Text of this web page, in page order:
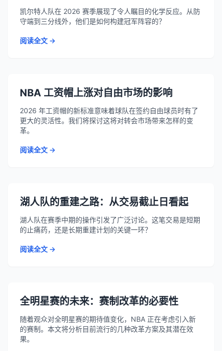
凯尔特人队在 2026 赛季展现了令人瞩目的化学反应。从防
守端到三分线外，他们是如何构建冠军阵容的？
阅读全文 →
NBA 工资帽上涨对自由市场的影响
2026 年工资帽的新标准意味着球队在签约自由球员时有了
更大的灵活性。我们将探讨这将对转会市场带来怎样的变
革。
阅读全文 →
湖人队的重建之路：从交易截止日看起
湖人队在赛季中期的操作引发了广泛讨论。这笔交易是短期
的止痛药，还是长期重建计划的关键一环？
阅读全文 →
全明星赛的未来：赛制改革的必要性
随着观众对全明星赛的期待值变化，NBA 正在考虑引入新
的赛制。本文将分析目前流行的几种改革方案及其潜在效
果。